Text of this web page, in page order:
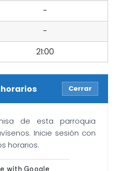
-
-
21:00
Cerrar
de esta parroquia
Inicie sesión con
horarios.